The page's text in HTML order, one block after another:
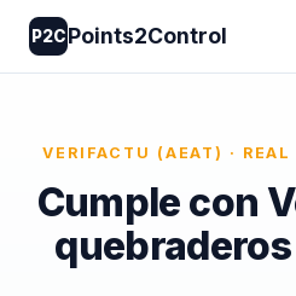
P2CPoints2Control
VERIFACTU (AEAT) ·
Cumple con